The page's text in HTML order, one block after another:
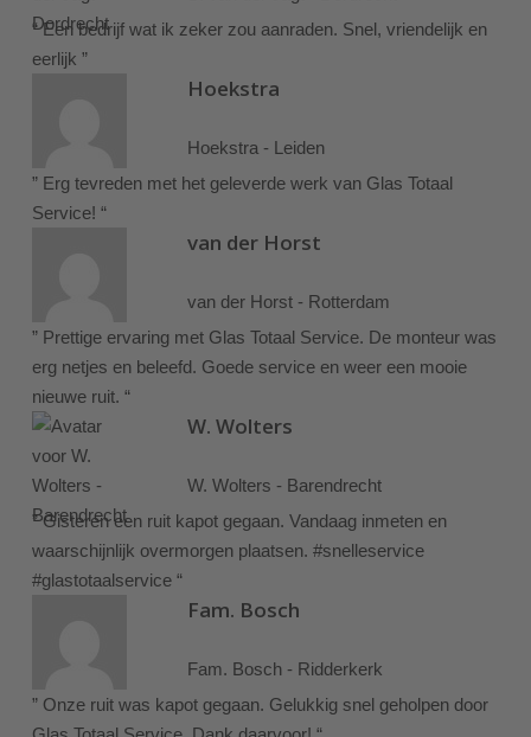
“ Een bedrijf wat ik zeker zou aanraden. Snel, vriendelijk en
eerlijk ”
Hoekstra
” Erg tevreden met het geleverde werk van Glas Totaal
Service! “
Hoekstra - Leiden
van der Horst
” Prettige ervaring met Glas Totaal Service. De monteur was
erg netjes en beleefd. Goede service en weer een mooie
nieuwe ruit. “
van der Horst - Rotterdam
W. Wolters
” Gisteren een ruit kapot gegaan. Vandaag inmeten en
waarschijnlijk overmorgen plaatsen. #snelleservice
#glastotaalservice “
W. Wolters - Barendrecht
Fam. Bosch
” Onze ruit was kapot gegaan. Gelukkig snel geholpen door
Fam. Bosch - Ridderkerk